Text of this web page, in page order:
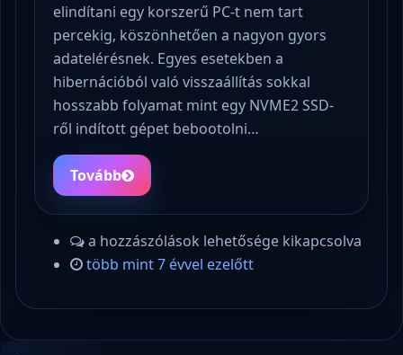
elindítani egy korszerű PC-t nem tart
percekig, köszönhetően a nagyon gyors
adatelérésnek. Egyes esetekben a
hibernációból való visszaállítás sokkal
hosszabb folyamat mint egy NVME2 SSD-
ről indított gépet bebootolni…
Tovább
a hozzászólások lehetősége kikapcsolva
több mint 7 évvel ezelőtt